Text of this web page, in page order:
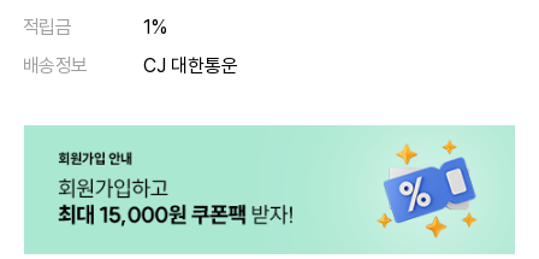
적립금
1%
배송정보
CJ 대한통운